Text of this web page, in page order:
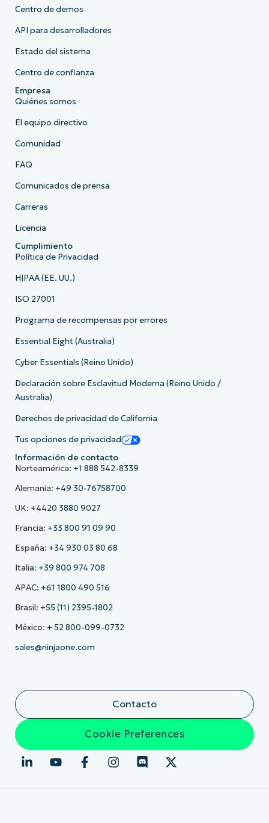
Centro de demos
API para desarrolladores
Estado del sistema
Centro de confianza
Empresa
Quiénes somos
El equipo directivo
Comunidad
FAQ
Comunicados de prensa
Carreras
Licencia
Cumplimiento
Política de Privacidad
HIPAA (EE. UU.)
ISO 27001
Programa de recompensas por errores
Essential Eight (Australia)
Cyber Essentials (Reino Unido)
Declaración sobre Esclavitud Moderna (Reino Unido /
Australia)
Derechos de privacidad de California
Tus opciones de privacidad
Información de contacto
Norteamérica: +1 888 542-8339
Alemania: +49 30-76758700
UK: +4420 3880 9027
Francia: +33 800 91 09 90
España: +34 930 03 80 68
Italia: +39 800 974 708
APAC: +61 1800 490 516
Brasil: +55 (11) 2395-1802
México: + 52 800-099-0732
sales@ninjaone.com
Contacto
Cookie Preferences